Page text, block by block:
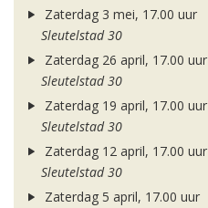
Zaterdag 3 mei, 17.00 uur
Sleutelstad 30
Zaterdag 26 april, 17.00 uur
Sleutelstad 30
Zaterdag 19 april, 17.00 uur
Sleutelstad 30
Zaterdag 12 april, 17.00 uur
Sleutelstad 30
Zaterdag 5 april, 17.00 uur